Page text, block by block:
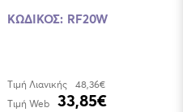
ΚΩΔΙΚΟΣ: RF20W
Τιμή Λιανικής
48,36€
Τιμή Web
33,85€